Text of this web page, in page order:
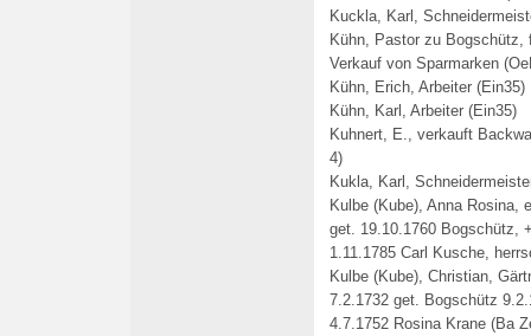
Kuckla, Karl,
Kühn, Pastor zu
Verkauf von Sparmarken
Kühn, Erich, Arbeiter (Ein35)
Kühn, Karl, Arbeiter (Ein35)
Kuhnert, E., verkauft
4)
Kukla, Karl,
Kulbe (Kube), Anna Rosina,
get. 19.10.1760 Bogschütz,
1.11.1785 Carl Kusche,
Kulbe (Kube), Christian,
7.2.1732 get. Bogschütz
4.7.1752 Rosina Krane (Ba